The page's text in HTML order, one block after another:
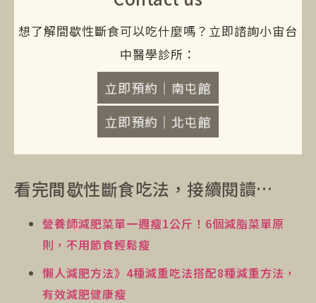
想了解間歇性斷食可以吃什麼嗎？立即諮詢小宙台
中醫學診所：
立即預約｜南屯館
立即預約｜北屯館
看完間歇性斷食吃法，接續閱讀…
營養師減肥菜單一週瘦1公斤！6個減脂菜單原
則，不用節食輕鬆瘦
懶人減肥方法》4種減重吃法搭配8種減重方法，
有效減肥健康瘦